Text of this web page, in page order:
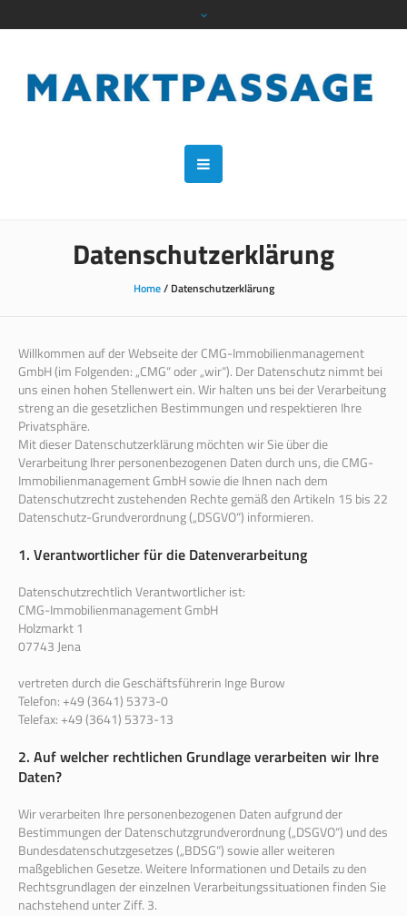
Datenschutzerklärung
Home/ Datenschutzerklärung
Willkommen auf der Webseite der CMG-Immobilienmanagement
GmbH (im Folgenden: „CMG“ oder „wir“). Der Datenschutz nimmt bei
uns einen hohen Stellenwert ein. Wir halten uns bei der Verarbeitung
streng an die gesetzlichen Bestimmungen und respektieren Ihre
Privatsphäre.
Mit dieser Datenschutzerklärung möchten wir Sie über die
Verarbeitung Ihrer personenbezogenen Daten durch uns, die CMG-
Immobilienmanagement GmbH sowie die Ihnen nach dem
Datenschutzrecht zustehenden Rechte gemäß den Artikeln 15 bis 22
Datenschutz-Grundverordnung („DSGVO“) informieren.
1. Verantwortlicher für die Datenverarbeitung
Datenschutzrechtlich Verantwortlicher ist:
CMG-Immobilienmanagement GmbH
Holzmarkt 1
07743 Jena
vertreten durch die Geschäftsführerin Inge Burow
Telefon: +49 (3641) 5373-0
Telefax: +49 (3641) 5373-13
2. Auf welcher rechtlichen Grundlage verarbeiten wir Ihre
Daten?
Wir verarbeiten Ihre personenbezogenen Daten aufgrund der
Bestimmungen der Datenschutzgrundverordnung („DSGVO“) und des
Bundesdatenschutzgesetzes („BDSG“) sowie aller weiteren
maßgeblichen Gesetze. Weitere Informationen und Details zu den
Rechtsgrundlagen der einzelnen Verarbeitungssituationen finden Sie
nachstehend unter Ziff. 3.